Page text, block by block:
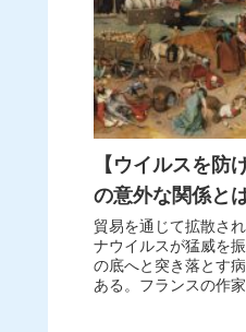
【ウイルスを防
の意外な関係と
貿易を通じて拡散さ
ナウイルスが猛威を
の底へと突き落とす
ある。フランスの作